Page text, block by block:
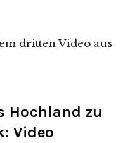
dritten Video aus
Hochland zu
Video